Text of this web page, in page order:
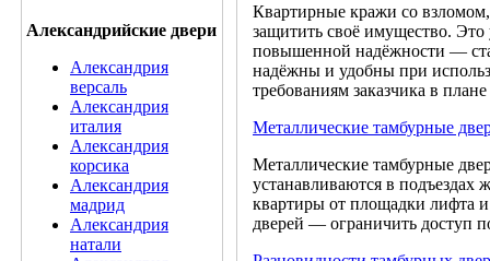
Александрийские двери
Александрия
версаль
Александрия
италия
Александрия
корсика
Александрия
мадрид
Александрия
натали
Квартирные кражи со
защитить своё имущество. Это
повышенной надёжности —
надёжны и удобны при
требованиям заказчика в
Металлические тамбурные
Металлические тамбурные
устанавливаются в
квартиры от площадки лифта
дверей — ограничить доступ